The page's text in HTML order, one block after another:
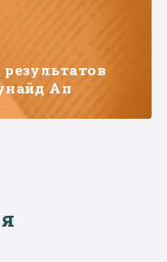
Ап